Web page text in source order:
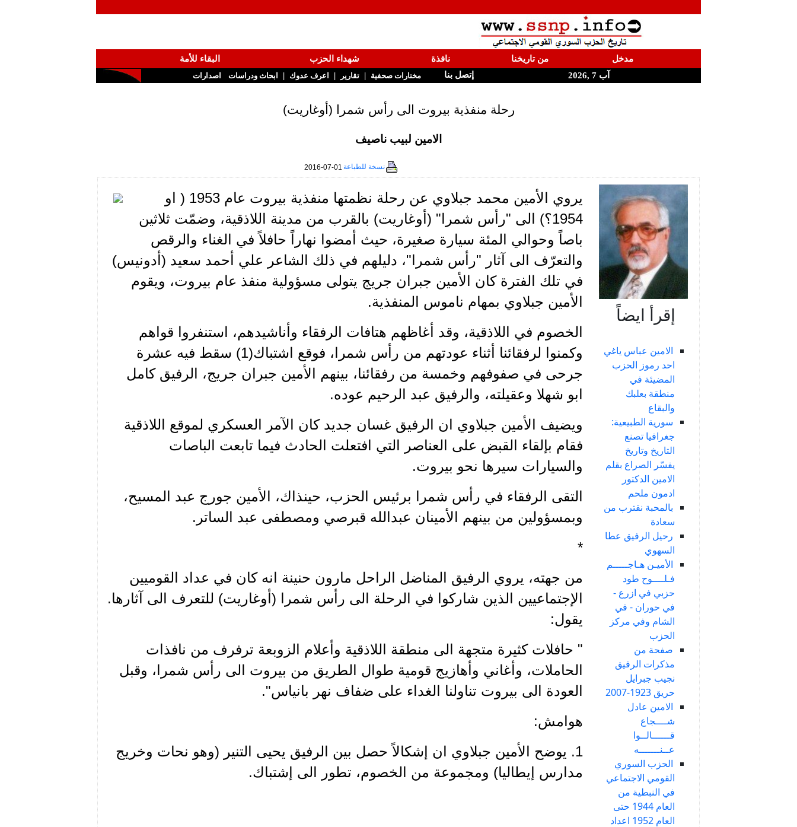
مدخل من تاريخنا نافذة شهداء الحزب
البقاء للأمة
آب 7 ,2026
إتصل بنا مختارات صحفية | تقارير | اعرف عدوك | ابحاث ودراسات اصدارات
رحلة منفذية بيروت الى رأس شمرا (أوغاريت)
الامين لبيب ناصيف
نسخة للطباعة 2016-07-01
إقرأ ايضاً
الامين عباس ياغي
احد رموز الحزب
المضيئة في
منطقة بعلبك
والبقاع
سورية الطبيعية:
جغرافيا تصنع
التاريخ وتاريخ
يفسّر الصراع بقلم
الامين الدكتور
ادمون ملحم
بالمحبة نقترب من
سعادة
رحيل الرفيق عطا
السهوي
الأميـن هـاجـــــم
فـلــــوح طود
حزبي في ازرع -
في حوران - في
الشام وفي مركز
الحزب
صفحة من
مذكرات الرفيق
نجيب جبرايل
حريق 1923-2007
الامين عادل
شــــجاع
قــــــالــوا
عــنـــــــه
الحزب السوري
القومي الاجتماعي
في النبطية من
العام 1944 حتى
العام 1952 اعداد
يروي الأمين محمد جبلاوي عن رحلة نظمتها منفذية بيروت عام 1953 ( او
1954؟) الى "رأس شمرا" (أوغاريت) بالقرب من مدينة اللاذقية، وضمّت ثلاثين
باصاً وحوالي المئة سيارة صغيرة، حيث أمضوا نهاراً حافلاً في الغناء والرقص
والتعرّف الى آثار "رأس شمرا"، دليلهم في ذلك الشاعر علي أحمد سعيد (أدونيس)
في تلك الفترة كان الأمين جبران جريج يتولى مسؤولية منفذ عام بيروت، ويقوم
الأمين جبلاوي بمهام ناموس المنفذية.
الخصوم في اللاذقية، وقد أغاظهم هتافات الرفقاء وأناشيدهم، استنفروا قواهم
وكمنوا لرفقائنا أثناء عودتهم من رأس شمرا، فوقع اشتباك(1) سقط فيه عشرة
جرحى في صفوفهم وخمسة من رفقائنا، بينهم الأمين جبران جريج، الرفيق كامل
ابو شهلا وعقيلته، والرفيق عبد الرحيم عوده.
ويضيف الأمين جبلاوي ان الرفيق غسان جديد كان الآمر العسكري لموقع اللاذقية
فقام بإلقاء القبض على العناصر التي افتعلت الحادث فيما تابعت الباصات
والسيارات سيرها نحو بيروت.
التقى الرفقاء في رأس شمرا برئيس الحزب، حينذاك، الأمين جورج عبد المسيح،
وبمسؤولين من بينهم الأمينان عبدالله قبرصي ومصطفى عبد الساتر.
*
من جهته، يروي الرفيق المناضل الراحل مارون حنينة انه كان في عداد القوميين
الإجتماعيين الذين شاركوا في الرحلة الى رأس شمرا (أوغاريت) للتعرف الى آثارها.
يقول:
" حافلات كثيرة متجهة الى منطقة اللاذقية وأعلام الزوبعة ترفرف من نافذات
الحاملات، وأغاني وأهازيج قومية طوال الطريق من بيروت الى رأس شمرا، وقبل
العودة الى بيروت تناولنا الغداء على ضفاف نهر بانياس".
هوامش:
1. يوضح الأمين جبلاوي ان إشكالاً حصل بين الرفيق يحيى التنير (وهو نحات وخريج
مدارس إيطاليا) ومجموعة من الخصوم، تطور الى إشتباك.